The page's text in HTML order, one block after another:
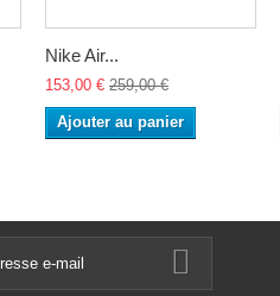
Nike Air...
153,00 € 259,00 €
Ajouter au panier